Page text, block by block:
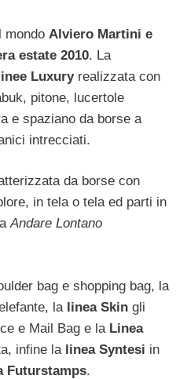
mondo Alviero Martini e
estate 2010. La
Luxuryrealizzata con
pitone, lucertole
e spaziano da borse a
intrecciati.
da borse con
in tela o tela ed parti in
Andare Lontano
bag e shopping bag, la
la linea Skin gli
e Mail Bag e la Linea
infine la linea Syntesi in
Futurstamps.